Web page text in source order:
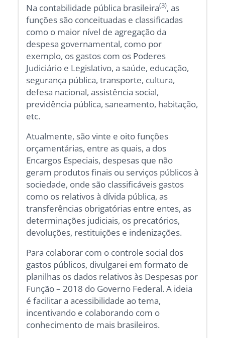
Na contabilidade pública brasileira(3), as
funções são conceituadas e classificadas
como o maior nível de agregação da
despesa governamental, como por
exemplo, os gastos com os Poderes
Judiciário e Legislativo, a saúde, educação,
segurança pública, transporte, cultura,
defesa nacional, assistência social,
previdência pública, saneamento, habitação,
etc.
Atualmente, são vinte e oito funções
orçamentárias, entre as quais, a dos
Encargos Especiais, despesas que não
geram produtos finais ou serviços públicos à
sociedade, onde são classificáveis gastos
como os relativos à dívida pública, as
transferências obrigatórias entre entes, as
determinações judiciais, os precatórios,
devoluções, restituições e indenizações.
Para colaborar com o controle social dos
gastos públicos, divulgarei em formato de
planilhas os dados relativos às Despesas por
Função – 2018 do Governo Federal. A ideia
é facilitar a acessibilidade ao tema,
incentivando e colaborando com o
conhecimento de mais brasileiros.